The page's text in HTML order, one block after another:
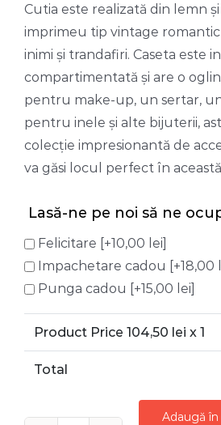
Cutia este realizată din lemn
imprimeu tip vintage
inimi și trandafiri. Caseta este
compartimentată și are o
pentru make-up, un sertar,
pentru inele și alte bijuterii,
colecție impresionantă de
va găsi locul perfect în
Lasă-ne pe noi să ne
Felicitare [+10,00 lei]
Impachetare cadou [+18,00
Punga cadou [+15,00 lei]
Product Price 104,50 lei x 1
Total
Adaugă în